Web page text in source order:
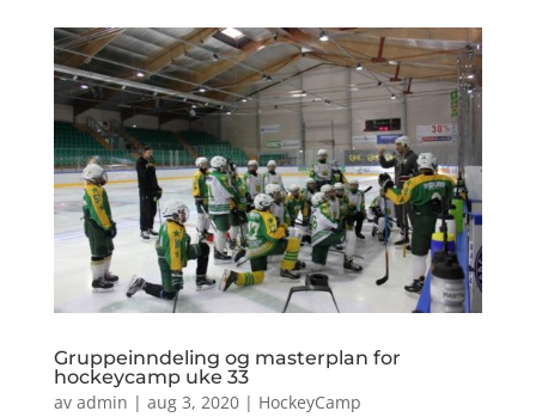
Gruppeinndeling og masterplan for
hockeycamp uke 33
av admin | aug 3, 2020| HockeyCamp